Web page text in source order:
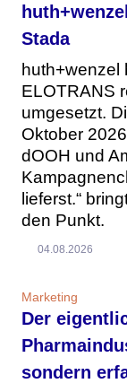
Stada
huth+wenzel
ELOTRANS
umgesetzt.
Oktober
dOOH und
lieferst.“
den Punkt.
04.08.2026
Marketing
Der
sondern